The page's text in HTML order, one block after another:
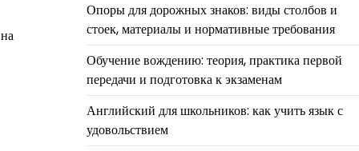
Опоры для дорожных знаков: виды столбов и
стоек, материалы и нормативные требования
Обучение вождению: теория, практика первой
передачи и подготовка к экзаменам
Английский для школьников: как учить язык с
удовольствием